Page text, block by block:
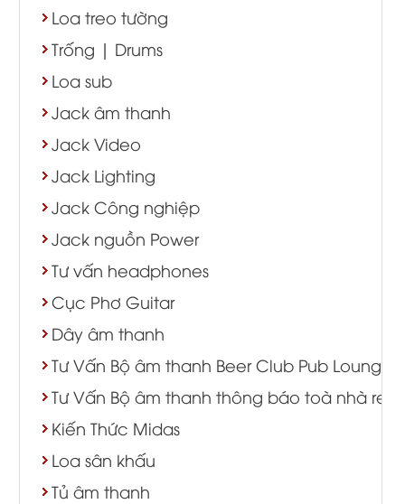
Loa treo tường
Trống | Drums
Loa sub
Jack âm thanh
Jack Video
Jack Lighting
Jack Công nghiệp
Jack nguồn Power
Tư vấn headphones
Cục Phơ Guitar
Dây âm thanh
Tư Vấn Bộ âm thanh Beer Club Pub Lounge
Tư Vấn Bộ âm thanh thông báo toà nhà
Kiến Thức Midas
Loa sân khấu
Tủ âm thanh